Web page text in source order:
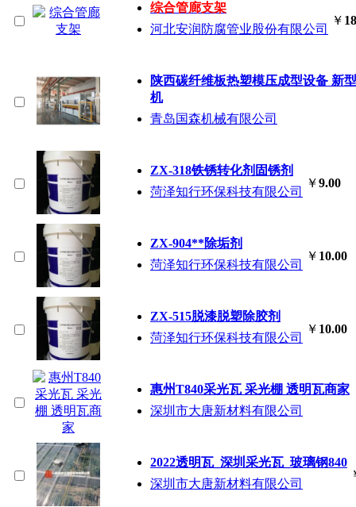
综合管廊支架
河北安润防腐管业股份有限公司
￥
陕西碳纤维板热塑模压成型设备 新
机
青岛国森机械有限公司
ZX-318铁锈转化剂固锈剂
菏泽知行环保科技有限公司
￥9.00
ZX-904**除垢剂
菏泽知行环保科技有限公司
￥ 10.00
ZX-515脱漆脱塑除胶剂
菏泽知行环保科技有限公司
￥ 10.00
惠州T840采光瓦 采光棚 透明瓦商家
深圳市大唐新材料有限公司
2022透明瓦_深圳采光瓦_玻璃钢840
深圳市大唐新材料有限公司